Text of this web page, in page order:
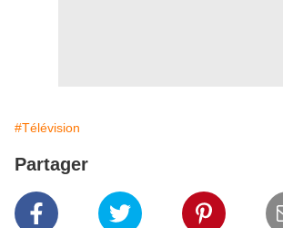
#Télévision
Partager